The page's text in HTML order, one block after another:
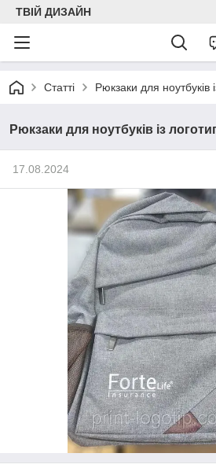
ТВІЙ ДИЗАЙН
Статті Рюкзаки для ноутбуків
Рюкзаки для ноутбуків із
17.08.2024